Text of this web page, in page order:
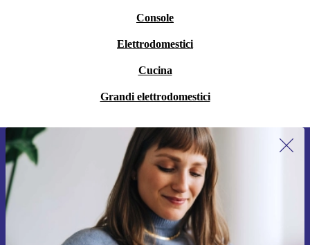
Console
Elettrodomestici
Cucina
Grandi elettrodomestici
Iscriviti per la prima volta alla nostra
newsletter e ottieni 15€ di sconto!
Non farti più scappare le migliori offerte.